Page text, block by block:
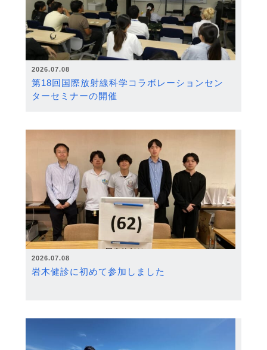
2026.07.08
第18回国際放射線科学コラボレーションセン
ターセミナーの開催
2026.07.08
岩木健診に初めて参加しました